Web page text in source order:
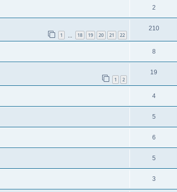
2
1 18 19 20 21 22
210
8
1 2
19
4
5
6
5
3